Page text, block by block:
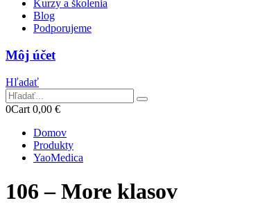
Kurzy a školenia
Blog
Podporujeme
Môj účet
Hľadať
0Cart 0,00 €
Domov
Produkty
YaoMedica
106 – More klasov